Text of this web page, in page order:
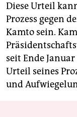
Diese Urteil
Prozess gegen
Kamto sein.
seit Ende
Urteil seines
und